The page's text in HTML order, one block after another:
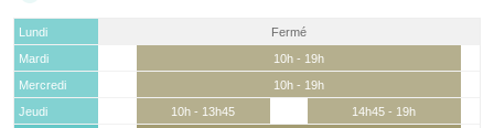
Lundi
Fermé
Mardi
10h - 19h
Mercredi
10h - 19h
Jeudi
10h - 13h45
14h45 - 19h